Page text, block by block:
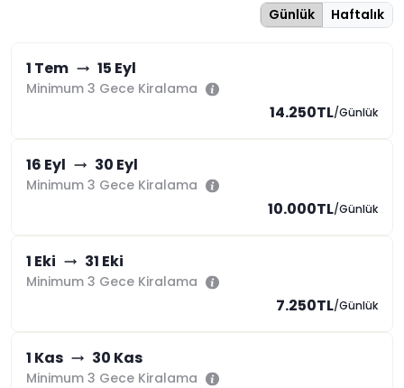
Günlük Haftalık
1 Tem 15 Eyl
Minimum 3 Gece Kiralama
14.250TL/Günlük
16 Eyl 30 Eyl
Minimum 3 Gece Kiralama
10.000TL/Günlük
1 Eki 31 Eki
Minimum 3 Gece Kiralama
7.250TL/Günlük
1 Kas 30 Kas
Minimum 3 Gece Kiralama